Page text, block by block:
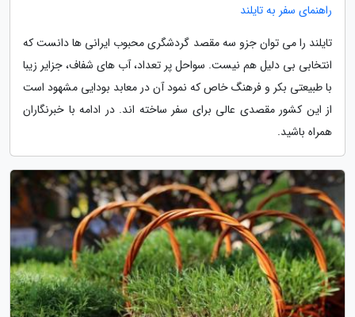
راهنمای سفر به تایلند
تایلند را می توان جزو سه مقصد گردشگری محبوب ایرانی ها دانست که
انتخابی بی دلیل هم نیست. سواحل پر تعداد، آب های شفاف، جزایر زیبا
با طبیعتی بکر و فرهنگ خاص که نمود آن در معابد بودایی مشهود است
از این کشور مقصدی عالی برای سفر ساخته اند. در ادامه با خبرنگاران
همراه باشید.